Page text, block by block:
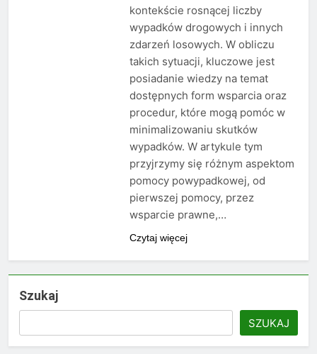
kontekście rosnącej liczby
wypadków drogowych i innych
zdarzeń losowych. W obliczu
takich sytuacji, kluczowe jest
posiadanie wiedzy na temat
dostępnych form wsparcia oraz
procedur, które mogą pomóc w
minimalizowaniu skutków
wypadków. W artykule tym
przyjrzymy się różnym aspektom
pomocy powypadkowej, od
pierwszej pomocy, przez
wsparcie prawne,…
Czytaj więcej
Szukaj
SZUKAJ